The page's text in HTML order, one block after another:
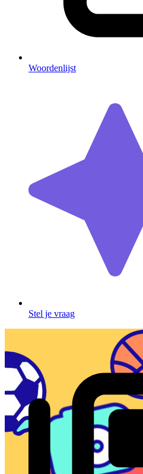
Woordenlijst
Stel je vraag